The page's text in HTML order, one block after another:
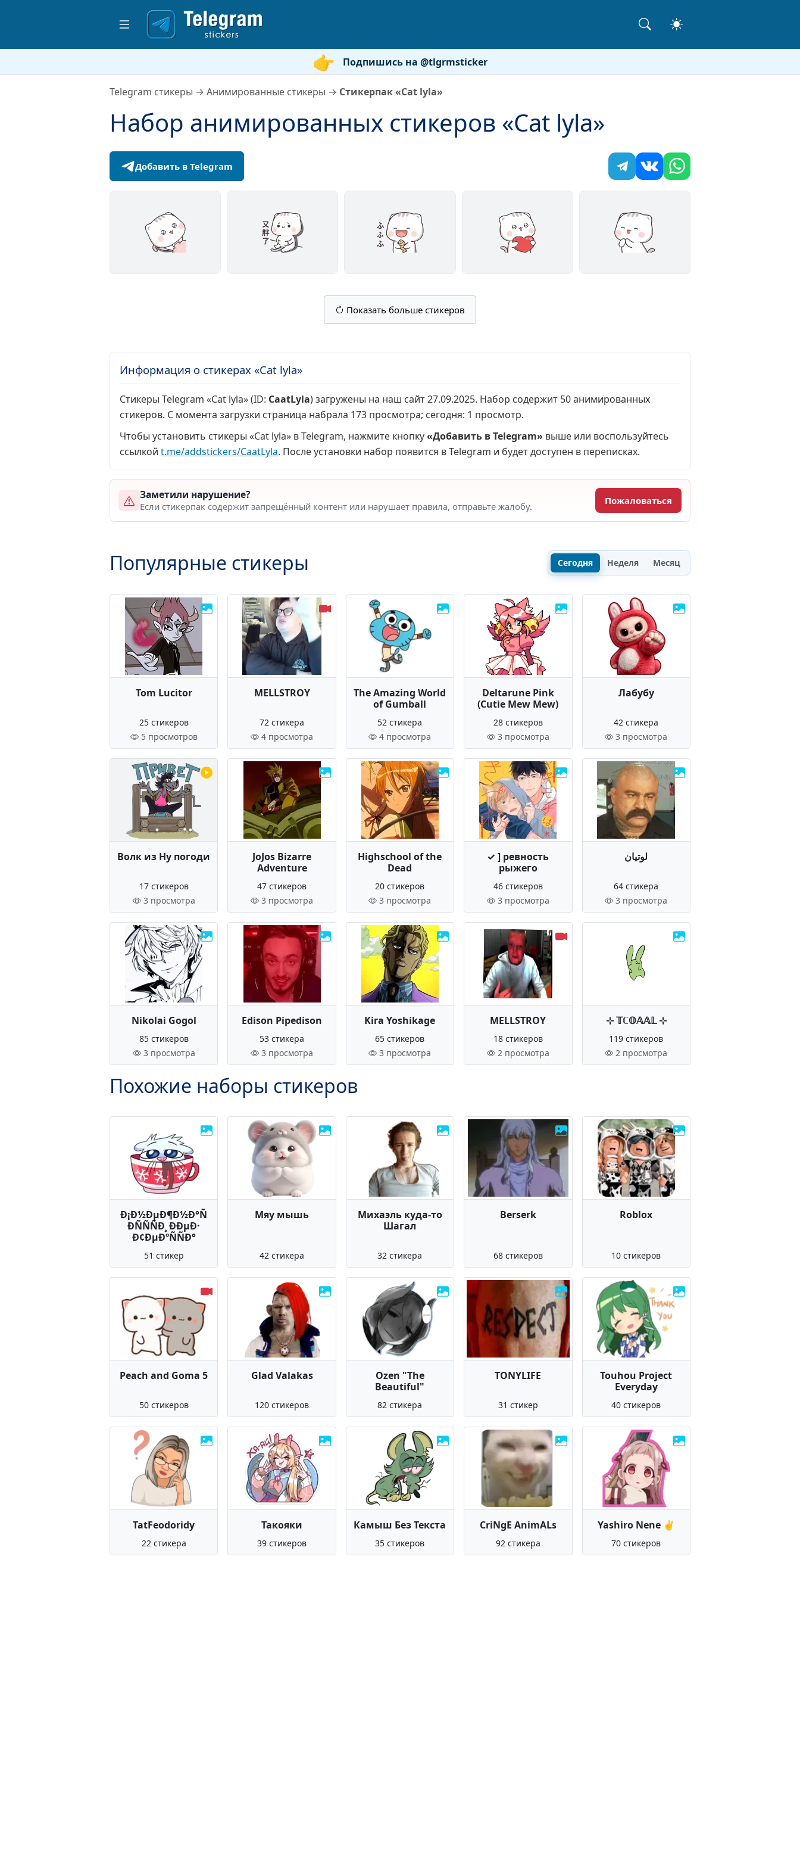
Подпишись на @tlgrmsticker
Telegram стикеры → Анимированные стикеры → Стикерпак «Cat lyla»
Набор анимированных стикеров «Cat lyla»
Добавить в Telegram
Показать больше стикеров
Информация о стикерах «Cat lyla»
Стикеры Telegram «Cat lyla» (ID: CaatLyla) загружены на наш сайт 27.09.2025. Набор содержит 50 анимированных
стикеров. С момента загрузки страница набрала 173 просмотра; сегодня: 1 просмотр.
Чтобы установить стикеры «Cat lyla» в Telegram, нажмите кнопку«Добавить в Telegram» выше или воспользуйтесь
ссылкой t.me/addstickers/CaatLyla. После установки набор появится в Telegram и будет доступен в переписках.
Заметили нарушение?
Если стикерпак содержит запрещённый контент или нарушает правила, отправьте жалобу. Пожаловаться
Популярные стикеры Сегодня Неделя Месяц
Tom Lucitor
25 стикеров
5 просмотров
MELLSTROY
72 стикера
4 просмотра
The Amazing World
of Gumball
52 стикера
4 просмотра
Deltarune Pink
(Cutie Mew Mew)
28 стикеров
3 просмотра
Лабубу
42 стикера
3 просмотра
Волк из Ну погоди
17 стикеров
3 просмотра
JoJos Bizarre
Adventure
47 стикеров
3 просмотра
Highschool of the
Dead
20 стикеров
3 просмотра
✓ ] ревность
рыжего
46 стикеров
3 просмотра
لوتیان
64 стикера
3 просмотра
Nikolai Gogol
85 стикеров
3 просмотра
Edison Pipedison
53 стикера
3 просмотра
Kira Yoshikage
65 стикеров
3 просмотра
MELLSTROY
18 стикеров
2 просмотра
⊹ 𝕋ℂ𝕆𝔸𝔸𝕃 ⊹
119 стикеров
2 просмотра
Похожие наборы стикеров
Ð¡Ð½ÐµÐ¶Ð½Ð°Ñ
ÐÑÑÑÐ¸ ÐÐµÐ·
Ð¢ÐµÐºÑÑÐ°
51 стикер
Мяу мышь
42 стикера
Михаэль куда-то
Шагал
32 стикера
Berserk
68 стикеров
Roblox
10 стикеров
Peach and Goma 5
50 стикеров
Glad Valakas
120 стикеров
Ozen "The
Beautiful"
82 стикера
TONYLIFE
31 стикер
Touhou Project
Everyday
40 стикеров
TatFeodoridy
22 стикера
Такояки
39 стикеров
Камыш Без Текста
35 стикеров
CriNgE AnimALs
92 стикера
Yashiro Nene ✌️
70 стикеров